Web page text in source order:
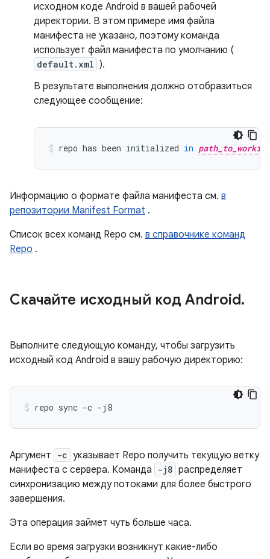
исходном коде Android в вашей рабочей
директории. В этом примере имя файла
манифеста не указано, поэтому команда
использует файл манифеста по умолчанию (
default.xml ).
В результате выполнения должно отобразиться
следующее сообщение:
repo has been initialized in
Информацию о формате файла манифеста см. в
репозитории Manifest Format .
Список всех команд Repo см. в справочнике команд
Repo .
Скачайте исходный код Android.
Выполните следующую команду, чтобы загрузить
исходный код Android в вашу рабочую директорию:
repo sync -c -j8
Аргумент -c указывает Repo получить текущую ветку
манифеста с сервера. Команда
-j8 распределяет
синхронизацию между потоками для более быстрого
завершения.
Эта операция займет чуть больше часа.
Если во время загрузки возникнут какие-либо